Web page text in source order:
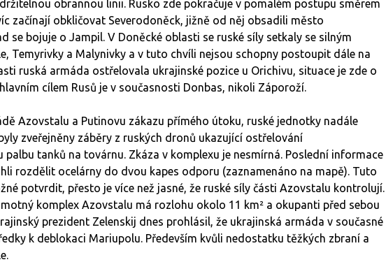
obrannou linii. Rusko zde pokračuje v pomalém postupu směrem
začínají obkličovat Severodoněck, jižně od něj obsadili město
se bojuje o Jampil. V Doněcké oblasti se ruské síly setkaly se silným
Temyrivky a Malynivky a v tuto chvíli nejsou schopny postoupit dále na
ruská armáda ostřelovala ukrajinské pozice u Orichivu, situace je zde o
cílem Rusů je v současnosti Donbas, nikoli Záporoží.
Azovstalu a Putinovu zákazu přímého útoku, ruské jednotky nadále
zveřejněny záběry z ruských dronů ukazující ostřelování
tanků na továrnu. Zkáza v komplexu je nesmírná. Poslední informace
rozdělit ocelárny do dvou kapes odporu (zaznamenáno na mapě). Tuto
potvrdit, přesto je více než jasné, že ruské síly části Azovstalu kontrolují.
komplex Azovstalu má rozlohu okolo 11 km² a okupanti před sebou
prezident Zelenskij dnes prohlásil, že ukrajinská armáda v současné
k deblokaci Mariupolu. Především kvůli nedostatku těžkých zbraní a